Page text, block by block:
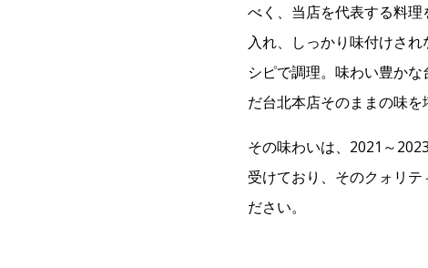
べく、当店を代表する料
入れ、しっかり味付けさ
シピで調理。味わい豊か
だ台北本店そのままの味を
その味わいは、2021～
受けており、そのクォリ
ださい。